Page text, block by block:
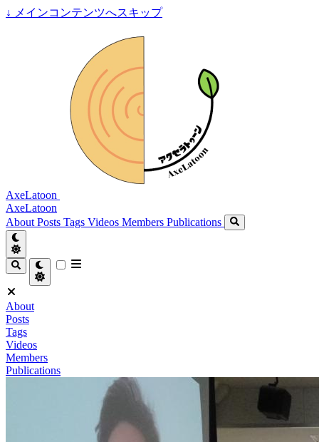
↓ メインコンテンツへスキップ
AxeLatoon
AxeLatoon
About Posts Tags Videos Members Publications
About
Posts
Tags
Videos
Members
Publications